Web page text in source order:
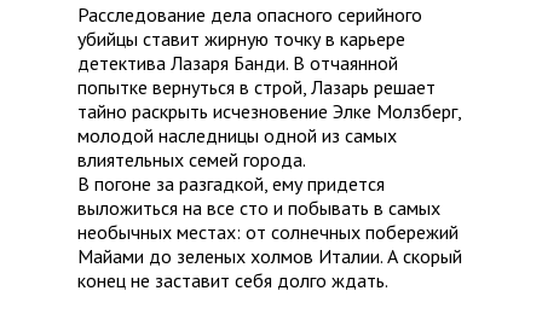
Расследование дела опасного серийного
убийцы ставит жирную точку в карьере
детектива Лазаря Банди. В отчаянной
попытке вернуться в строй, Лазарь решает
тайно раскрыть исчезновение Элке Молзберг,
молодой наследницы одной из самых
влиятельных семей города.
В погоне за разгадкой, ему придется
выложиться на все сто и побывать в самых
необычных местах: от солнечных побережий
Майами до зеленых холмов Италии. А скорый
конец не заставит себя долго ждать.